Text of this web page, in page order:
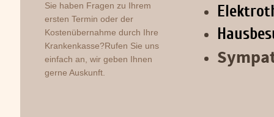
Sie haben Fragen zu Ihrem
ersten Termin oder der
Kostenübernahme durch Ihre
Krankenkasse?Rufen Sie uns
einfach an, wir geben Ihnen
gerne Auskunft.